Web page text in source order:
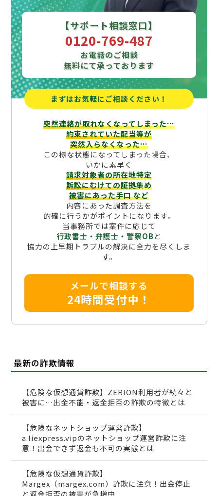
【サポート相談窓口】
0120-769-487
お電話のご相談
無料にて承っております
まずはお気軽にご相談ください！
突然連絡が取れなくなってしまった…
約束されていた配当等が
突然入らなくなった…
この様な状態になってしまった場合、
いかに素早く
請求対象者の所在地特定
訴訟にむけての証拠集め
被害にあった手口など
内容にあった調査方法を
的確に行うかがポイントになります。
当事務所では案件に応じて
行政書士・弁護士・警察OBと
協力の上早期トラブルの解決に全力を尽くしま
す。
メールで相談する
24時間受付中！
最新の詐欺情報
【危険な仮想通貨詐欺】ZERION利用者が続々と
被害に…出金不能・返金拒否の詐欺の特徴とは
【危険なネットショップ運営詐欺】
a.liexpress.vipのネットショップ運営詐欺に注
意！出金できず返金も不可の実態とは
【危険な仮想通貨詐欺】
Margex（margex.com）詐欺に注意！出金停止
と返金拒否の被害が急増中